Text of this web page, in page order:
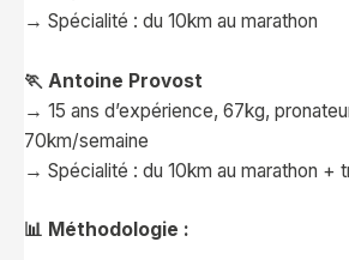
→ Spécialité : du 10km au marathon
🏃 Antoine Provost
→ 15 ans d’expérience, 67kg,
70km/semaine
→ Spécialité : du 10km au marathon +
📊 Méthodologie :